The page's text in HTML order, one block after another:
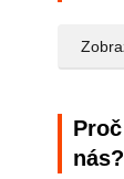
nás?